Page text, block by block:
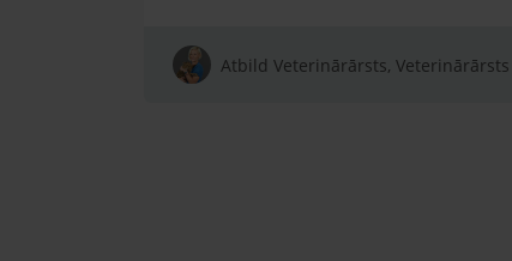
Atbild Veterinārārsts, Veterinārārsts